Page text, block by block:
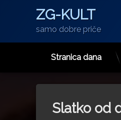
ZG-KULT
samo dobre priče
Stranica dana
Slatko od